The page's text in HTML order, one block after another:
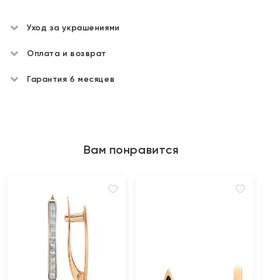
Уход за украшениями
Оплата и возврат
Гарантия 6 месяцев
Вам понравится